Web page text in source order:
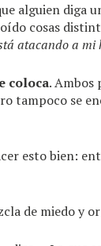
alguien diga
cosas
atacando a mi
coloca. Ambos
tampoco se
esto bien:
de miedo y